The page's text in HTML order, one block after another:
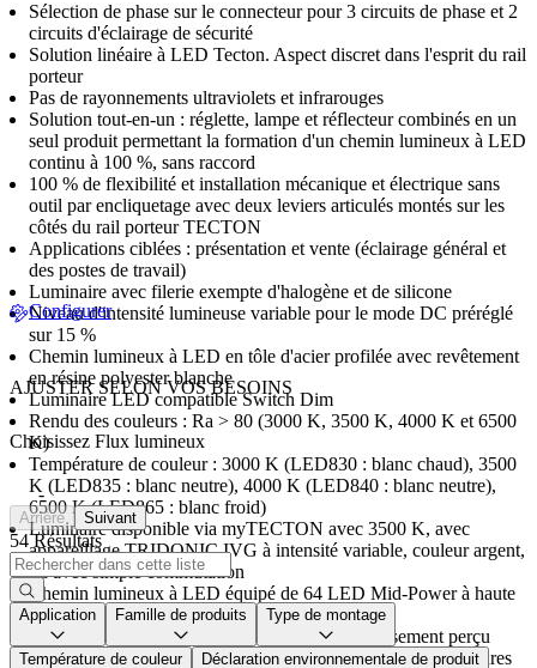
Sélection de phase sur le connecteur pour 3 circuits de phase et 2
circuits d'éclairage de sécurité
Solution linéaire à LED Tecton. Aspect discret dans l'esprit du rail
porteur
Pas de rayonnements ultraviolets et infrarouges
Solution tout-en-un : réglette, lampe et réflecteur combinés en un
seul produit permettant la formation d'un chemin lumineux à LED
continu à 100 %, sans raccord
100 % de flexibilité et installation mécanique et électrique sans
outil par encliquetage avec deux leviers articulés montés sur les
côtés du rail porteur TECTON
Applications ciblées : présentation et vente (éclairage général et
des postes de travail)
Luminaire avec filerie exempte d'halogène et de silicone
Niveau d'intensité lumineuse variable pour le mode DC préréglé
sur 15 %
Chemin lumineux à LED en tôle d'acier profilée avec revêtement
en résine polyester blanche
Luminaire LED compatible Switch Dim
Rendu des couleurs : Ra > 80 (3000 K, 3500 K, 4000 K et 6500
K)
Température de couleur : 3000 K (LED830 : blanc chaud), 3500
K (LED835 : blanc neutre), 4000 K (LED840 : blanc neutre),
6500 K (LED865 : blanc froid)
Luminaire disponible via myTECTON avec 3500 K, avec
appareillage TRIDONIC IVG à intensité variable, couleur argent,
ou avec simple commutation
Chemin lumineux à LED équipé de 64 LED Mid-Power à haute
efficacité par segment
Concept de lentille fendue pour réduire l'éblouissement perçu
Les lentilles à recouvrement en PMMA (résistantes aux cassures
Configurer
AJUSTER SELON VOS BESOINS
Choisissez Flux lumineux
-
Arrière Suivant
54 Résultats
Application Famille de produits Type de montage
Température de couleur Déclaration environnementale de produit